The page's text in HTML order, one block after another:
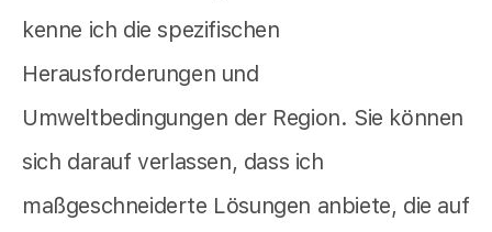
kenne ich die spezifischen
Herausforderungen und
Umweltbedingungen der Region. Sie können
sich darauf verlassen, dass ich
maßgeschneiderte Lösungen anbiete, die auf